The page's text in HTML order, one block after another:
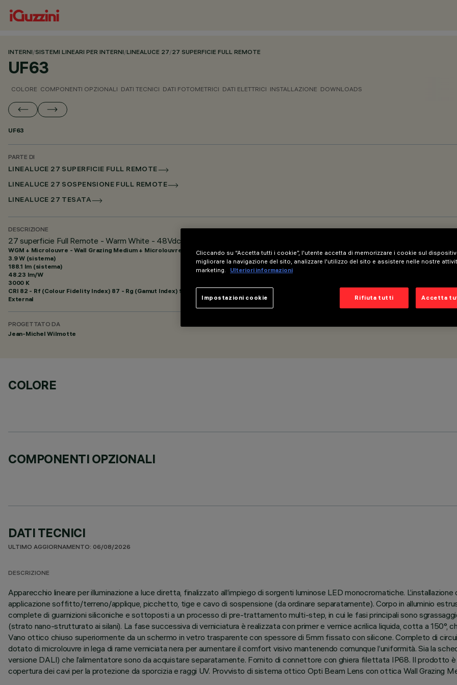
INTERNI/SISTEMI LINEARI PER INTERNI/LINEALUCE 27/27 SUPERFICIE FULL REMOTE
UF63
COLORE COMPONENTI OPZIONALI DATI TECNICI DATI FOTOMETRICI DATI ELETTRICI INSTALLAZIONE DOWNLOADS
UF63
PARTE DI
LINEALUCE 27 SUPERFICIE FULL REMOTE
LINEALUCE 27 SOSPENSIONE FULL REMOTE
LINEALUCE 27 TESATA
DESCRIZIONE
27 superficie Full Remote - Warm White - 48Vdc - L=329mm - Ottica Wall Grazing Medium - Microlouvre
WGM + Microlouvre - Wall Grazing Medium + Microlouvre
3.9 W (sistema)
188.1 lm (sistema)
48.23 lm/W
3000 K
CRI 82 - Rf (Colour Fidelity Index) 87 - Rg (Gamut Index) 95
External
PROGETTATO DA
Jean-Michel Wilmotte
COLORE
COMPONENTI OPZIONALI
DATI TECNICI
ULTIMO AGGIORNAMENTO: 06/08/2026
DESCRIZIONE
Apparecchio lineare per illuminazione a luce diretta, finalizzato all’impiego di sorgenti luminose LED monocromatiche.
applicazione soffitto/terreno/applique, picchetto, tige e cavo di sospensione (da ordinare separatamente). Corpo in alluminio
complete di guarnizioni siliconiche e sottoposti a un processo di pre-trattamento multi-step, in cui le fasi principali sono
(strato nano-strutturato ai silani). La fase successiva di verniciatura è realizzata con primer e vernice acrilica liquida, cotta a 150°,
Vano ottico chiuso superiormente da un schermo in vetro trasparente con spessore di 5mm fissato con silicone. Completo di
dotato di microlouvre in lega di rame verniciata nera per aumentare il comfort visivo mantenendo comunque l’uniformità. Sia la
versione DALI) che l’alimentatore sono da acquistare separatamente. Fornito di connettore con ghiera filettata IP68. Il prodotto
copertura dei cavi per la protezione da sporcizia e raggi UV. Provvisto di sistema ottico Opti Beam Lens con ottica Wall Grazing
Cliccando su “Accetta tutti i cookie”, l'utente accetta di memorizzare i cookie sul
migliorare la navigazione del sito, analizzare l'utilizzo del sito e assistere nelle nostre
marketing.
Ulteriori informazioni
Rifiuta tutti Accetta
Impostazioni cookie